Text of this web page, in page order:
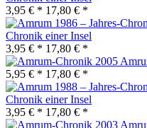
3,95 € * 17,80 € *
Chronik einer Insel
3,95 € * 17,80 € *
5,95 € * 17,80 € *
Chronik einer Insel
3,95 € * 17,80 € *